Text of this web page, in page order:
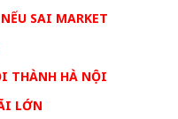
SAI MARKET
THÀNH HÀ NỘI
LỚN